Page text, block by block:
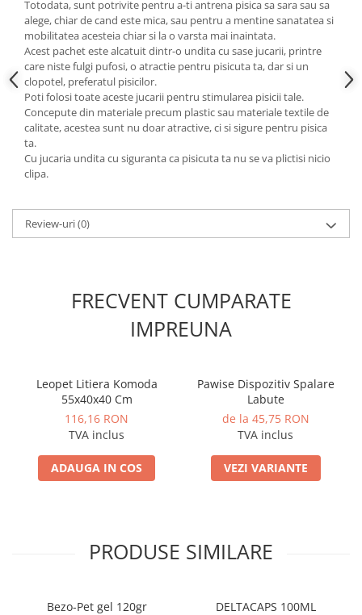
Totodata, sunt potrivite pentru a-ti antrena pisica sa sara sau sa
alege, chiar de cand este mica, sau pentru a mentine sanatatea si
mobilitatea acesteia chiar si la o varsta mai inaintata.
Acest pachet este alcatuit dintr-o undita cu sase jucarii, printre
care niste fulgi pufosi, o atractie pentru pisicuta ta, dar si un
clopotel, preferatul pisicilor.
Poti folosi toate aceste jucarii pentru stimularea pisicii tale.
Concepute din materiale precum plastic sau materiale textile de
calitate, acestea sunt nu doar atractive, ci si sigure pentru pisica
ta.
Cu jucaria undita cu siguranta ca pisicuta ta nu se va plictisi nicio
clipa.
Review-uri(0)
FRECVENT CUMPARATE
IMPREUNA
Leopet Litiera Komoda
55x40x40 Cm
116,16 RON
TVA inclus
ADAUGA IN COS
Pawise Dispozitiv Spalare
Labute
de la 45,75 RON
TVA inclus
VEZI VARIANTE
PRODUSE SIMILARE
Bezo-Pet gel 120gr
DELTACAPS 100ML